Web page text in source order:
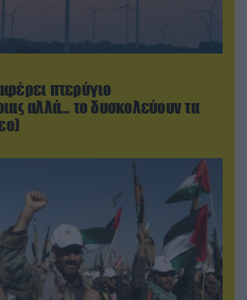
πτερύγιο
αλλά… το δυσκολεύουν τα